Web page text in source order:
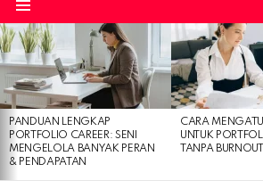
LATEST
STORIES
PANDUAN LENGKAP
PORTFOLIO CAREER: SENI
MENGELOLA BANYAK PERAN
& PENDAPATAN
CARA
UNTUK
TANPA BURNOUT